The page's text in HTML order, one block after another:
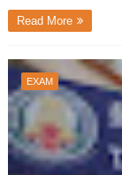
Read More
EXAM